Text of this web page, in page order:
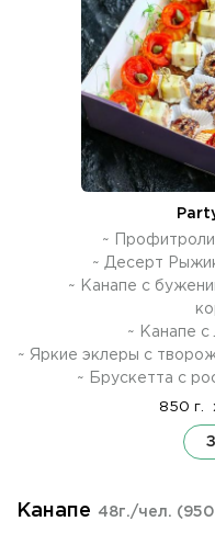
~ Профитроли
~ Десерт
~ Канапе с
~ Канапе с
~ Яркие эклеры с
~ Брускетта с
850 г.
Канапе 48г./чел. (950